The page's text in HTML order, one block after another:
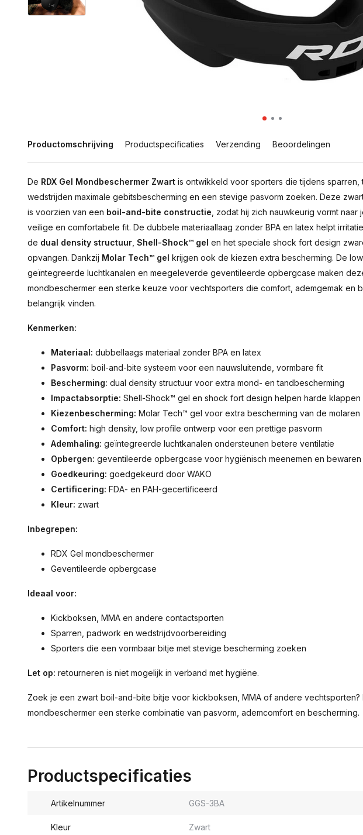
Productomschrijving Productspecificaties Verzending Beoordelingen
De RDX Gel Mondbeschermer Zwart is ontwikkeld voor sporters die tijdens sparren,
wedstrijden maximale gebitsbescherming en een stevige pasvorm zoeken. Deze
is voorzien van een boil-and-bite constructie , zodat hij zich nauwkeurig vormt
veilige en comfortabele fit. De dubbele materiaallaag zonder BPA en latex helpt
de dual density structuur Shell-Shock™ gel en het speciale shock fort design
opvangen. Dankzij Molar Tech™ gel krijgen ook de kiezen extra bescherming. De
geïntegreerde luchtkanalen en meegeleverde geventileerde opbergcase maken
mondbeschermer een sterke keuze voor vechtsporters die comfort, ademgemak en
belangrijk vinden.
Kenmerken:
Materiaal: dubbellaags materiaal zonder BPA en latex
Pasvorm: boil-and-bite systeem voor een nauwsluitende, vormbare fit
Bescherming: dual density structuur voor extra mond- en tandbescherming
Impactabsorptie: Shell-Shock™ gel en shock fort design helpen harde
Kiezenbescherming: Molar Tech™ gel voor extra bescherming van de molaren
Comfort: high density, low profile ontwerp voor een prettige pasvorm
Ademhaling: geïntegreerde luchtkanalen ondersteunen betere ventilatie
Opbergen: geventileerde opbergcase voor hygiënisch meenemen en bewaren
Goedkeuring: goedgekeurd door WAKO
Certificering: FDA- en PAH-gecertificeerd
Kleur: zwart
Inbegrepen:
RDX Gel mondbeschermer
Geventileerde opbergcase
Ideaal voor:
Kickboksen, MMA en andere contactsporten
Sparren, padwork en wedstrijdvoorbereiding
Sporters die een vormbaar bitje met stevige bescherming zoeken
Let op: retourneren is niet mogelijk in verband met hygiëne.
Zoek je een zwart boil-and-bite bitje voor kickboksen, MMA of andere vechtsporten?
mondbeschermer een sterke combinatie van pasvorm, ademcomfort en bescherming.
Productspecificaties
Artikelnummer GGS-3BA
Kleur Zwart